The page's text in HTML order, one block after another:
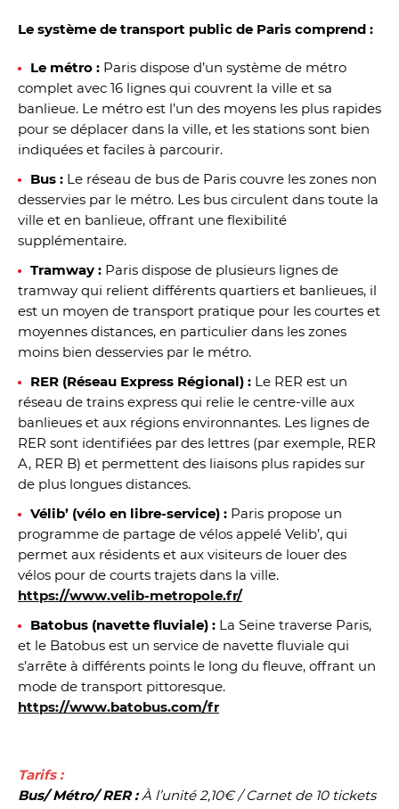
Le système de transport public de Paris comprend :
Le métro : Paris dispose d’un système de métro
complet avec 16 lignes qui couvrent la ville et sa
banlieue. Le métro est l’un des moyens les plus rapides
pour se déplacer dans la ville, et les stations sont bien
indiquées et faciles à parcourir.
Bus : Le réseau de bus de Paris couvre les zones non
desservies par le métro. Les bus circulent dans toute la
ville et en banlieue, offrant une flexibilité
supplémentaire.
Tramway : Paris dispose de plusieurs lignes de
tramway qui relient différents quartiers et banlieues, il
est un moyen de transport pratique pour les courtes et
moyennes distances, en particulier dans les zones
moins bien desservies par le métro.
RER (Réseau Express Régional) : Le RER est un
réseau de trains express qui relie le centre-ville aux
banlieues et aux régions environnantes. Les lignes de
RER sont identifiées par des lettres (par exemple, RER
A, RER B) et permettent des liaisons plus rapides sur
de plus longues distances.
Vélib’ (vélo en libre-service) : Paris propose un
programme de partage de vélos appelé Velib’, qui
permet aux résidents et aux visiteurs de louer des
vélos pour de courts trajets dans la ville.
https://www.velib-metropole.fr/
Batobus (navette fluviale) : La Seine traverse Paris,
et le Batobus est un service de navette fluviale qui
s’arrête à différents points le long du fleuve, offrant un
mode de transport pittoresque.
https://www.batobus.com/fr
Tarifs :
Bus/ Métro/ RER :À l’unité 2,10€ /Carnet de 10 tickets